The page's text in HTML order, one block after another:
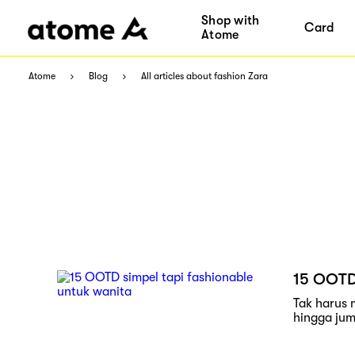
Shop with
Atome
Card
Atome Blog All articles about fashion Zara
15
Tak harus
hingga